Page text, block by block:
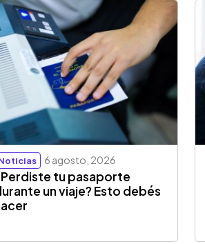
6 agosto, 2026
tu pasaporte
un viaje? Esto debés